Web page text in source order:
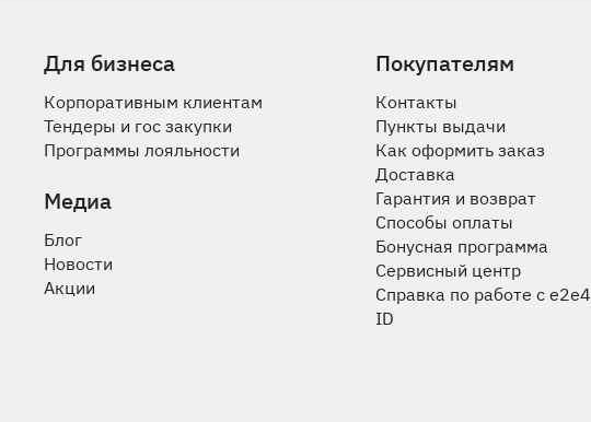
Для бизнеса
Корпоративным клиентам
Тендеры и гос закупки
Программы лояльности
Медиа
Блог
Новости
Акции
Покупателям
Контакты
Пункты выдачи
Как оформить заказ
Доставка
Гарантия и возврат
Способы оплаты
Бонусная программа
Сервисный центр
Справка по работе с e2e4
ID